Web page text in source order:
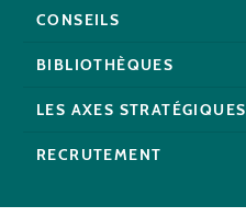
CONSEILS
BIBLIOTHÈQUES
LES AXES STRATÉGIQUES
RECRUTEMENT